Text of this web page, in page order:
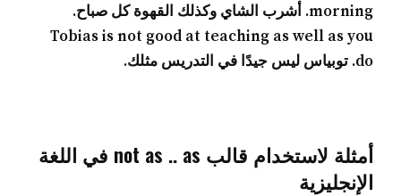
morning. أشرب الشاي وكذلك القهوة كل صباح.
Tobias is not good at teaching as well as you
do. توبياس ليس جيدًا في التدريس مثلك.
أمثلة لاستخدام قالب not as .. as في اللغة
الإنجليزية